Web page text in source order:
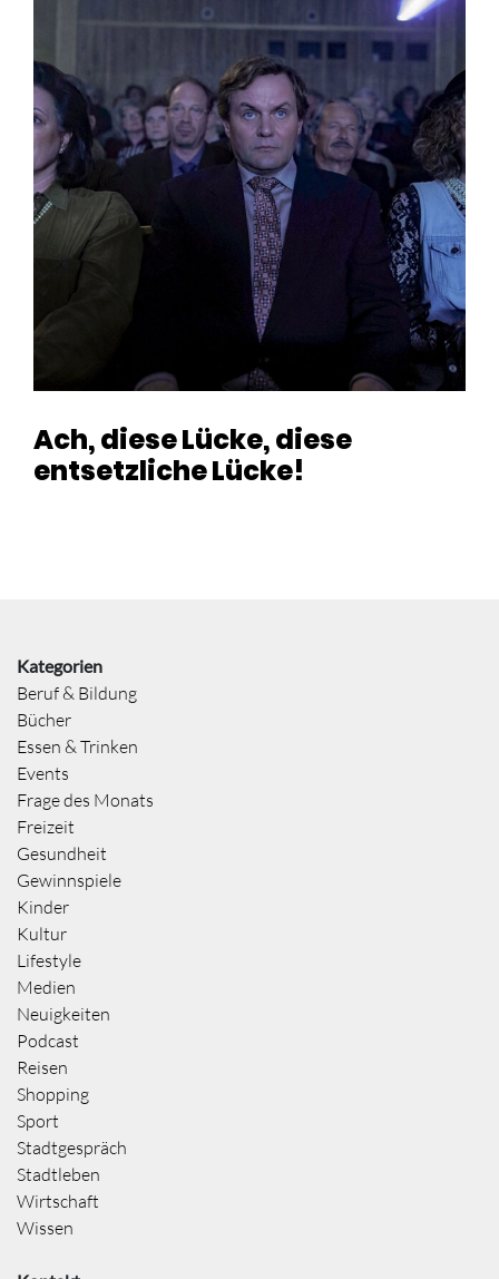
Ach, diese Lücke, diese
entsetzliche Lücke!
Kategorien
Beruf & Bildung
Bücher
Essen & Trinken
Events
Frage des Monats
Freizeit
Gesundheit
Gewinnspiele
Kinder
Kultur
Lifestyle
Medien
Neuigkeiten
Podcast
Reisen
Shopping
Sport
Stadtgespräch
Stadtleben
Wirtschaft
Wissen